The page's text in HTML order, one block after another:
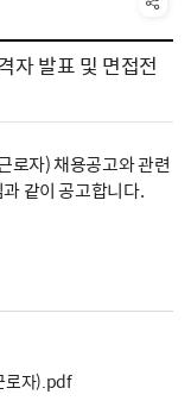
자 발표 및 면접전
로자) 채용공고와 관련
같이 공고합니다.
로자).pdf